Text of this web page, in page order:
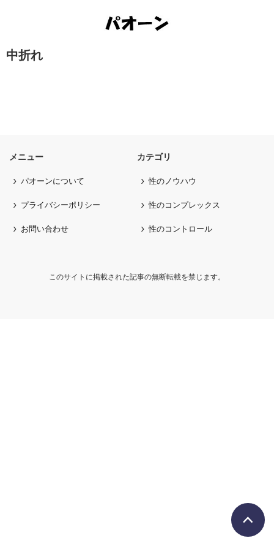
中折れ
メニュー
パオーンについて
プライバシーポリシー
お問い合わせ
カテゴリ
性のノウハウ
性のコンプレックス
性のコントロール
このサイトに掲載された記事の無断転載を禁じます。